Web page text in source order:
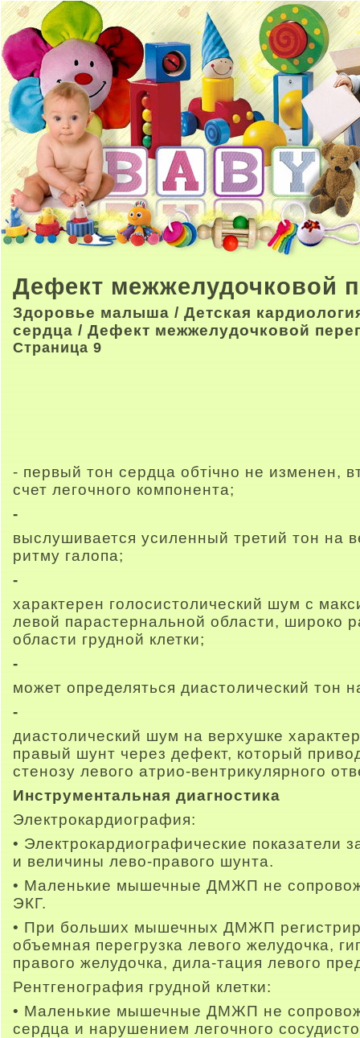
Дефект межжелудочковой
Здоровье малыша / Детская
сердца / Дефект межжелудочковой
Страница 9
- первый тон сердца обтічно не изменен,
счет легочного компонента;
-
выслушивается усиленный третий тон на
ритму галопа;
-
характерен голосистолический шум с
левой парастернальной области, широко
области грудной клетки;
-
может определяться диастолический тон
-
диастолический шум на верхушке
правый шунт через дефект, который
стенозу левого атрио-вентрикулярного
Инструментальная диагностика
Электрокардиография:
• Электрокардиографические показатели
и величины лево-правого шунта.
• Маленькие мышечные ДМЖП не
ЭКГ.
• При больших мышечных ДМЖП
объемная перегрузка левого желудочка,
правого желудочка, дила-тация левого
Рентгенография грудной клетки:
• Маленькие мышечные ДМЖП не
сердца и нарушением легочного